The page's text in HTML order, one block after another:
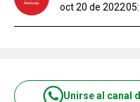
oct 20 de 2022
Unirse al canal